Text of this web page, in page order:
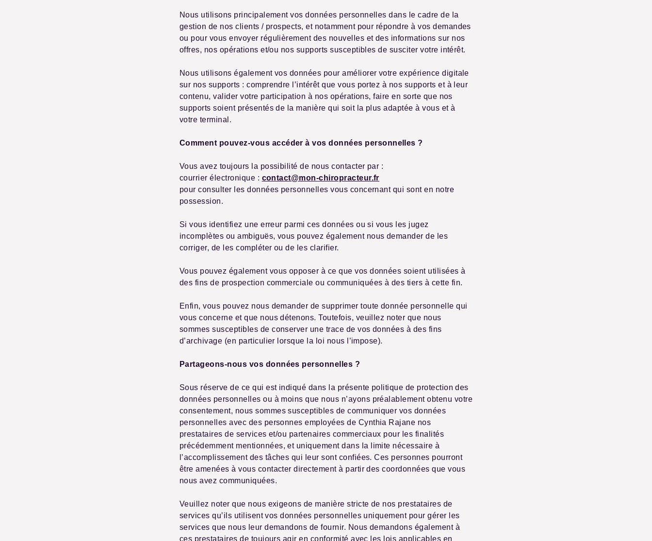
Nous utilisons principalement vos données personnelles dans le cadre de la
gestion de nos clients / prospects, et notamment pour répondre à vos demandes
ou pour vous envoyer régulièrement des nouvelles et des informations sur nos
offres, nos opérations et/ou nos supports susceptibles de susciter votre intérêt.
Nous utilisons également vos données pour améliorer votre expérience digitale
sur nos supports : comprendre l’intérêt que vous portez à nos supports et à leur
contenu, valider votre participation à nos opérations, faire en sorte que nos
supports soient présentés de la manière qui soit la plus adaptée à vous et à
votre terminal.
Comment pouvez-vous accéder à vos données personnelles ?
Vous avez toujours la possibilité de nous contacter par :
courrier électronique : contact@mon-chiropracteur.fr
pour consulter les données personnelles vous concernant qui sont en notre
possession.
Si vous identifiez une erreur parmi ces données ou si vous les jugez
incomplètes ou ambiguës, vous pouvez également nous demander de les
corriger, de les compléter ou de les clarifier.
Vous pouvez également vous opposer à ce que vos données soient utilisées à
des fins de prospection commerciale ou communiquées à des tiers à cette fin.
Enfin, vous pouvez nous demander de supprimer toute donnée personnelle qui
vous concerne et que nous détenons. Toutefois, veuillez noter que nous
sommes susceptibles de conserver une trace de vos données à des fins
d’archivage (en particulier lorsque la loi nous l’impose).
Partageons-nous vos données personnelles ?
Sous réserve de ce qui est indiqué dans la présente politique de protection des
données personnelles ou à moins que nous n’ayons préalablement obtenu votre
consentement, nous sommes susceptibles de communiquer vos données
personnelles avec des personnes employées de Cynthia Rajane nos
prestataires de services et/ou partenaires commerciaux pour les finalités
précédemment mentionnées, et uniquement dans la limite nécessaire à
l’accomplissement des tâches qui leur sont confiées. Ces personnes pourront
être amenées à vous contacter directement à partir des coordonnées que vous
nous avez communiquées.
Veuillez noter que nous exigeons de manière stricte de nos prestataires de
services qu’ils utilisent vos données personnelles uniquement pour gérer les
services que nous leur demandons de fournir. Nous demandons également à
ces prestataires de toujours agir en conformité avec les lois applicables en